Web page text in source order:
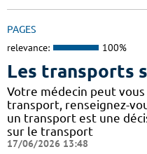
PAGES
relevance: 100%
Les transports
Votre médecin peut
transport, renseignez-
un transport est une
sur le transport
17/06/2026 13:48